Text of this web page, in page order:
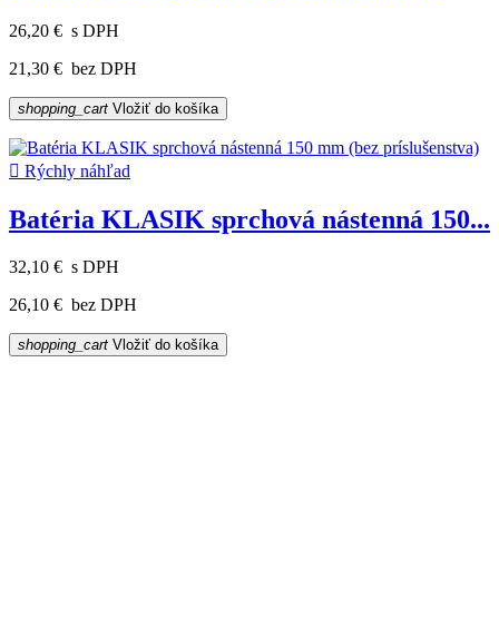
26,20 € s DPH
21,30 € bez DPH
shopping_cart Vložiť do košíka
 Rýchly náhľad
Batéria KLASIK sprchová nástenná 150...
32,10 € s DPH
26,10 € bez DPH
shopping_cart Vložiť do košíka